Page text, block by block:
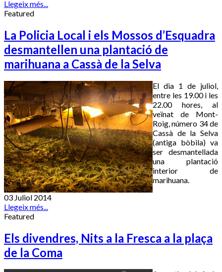
Llegeix més...
Featured
La Policia Local i els Mossos d’Esquadra
desmantellen una plantació de
marihuana a Cassà de la Selva
El dia 1 de juliol,
entre les 19.00 i les
22.00 hores, al
veïnat de Mont-
Roig, número 34 de
Cassà de la Selva
(antiga bòbila) va
ser desmantellada
una plantació
interior de
marihuana.
03 Juliol 2014
Llegeix més...
Featured
Els divendres, Nits a la Fresca a la plaça
de la Coma